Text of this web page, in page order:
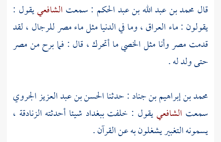
قال محمد بن عبد الله بن عبد الحكم : سمعت الشافعييقول :
يقولون : ماء العراق، وما في الدنيا مثل ماءمصرللرجال ، لقد
قدمتمصروأنا مثل الخصي ما أتحرك ، قال : فما برح منمصر
حتى ولد له .
محمد بن إبراهيم بن جناد: حدثناالحسن بن عبد العزيز الجروي
سمعت الشافعييقول : خلفتببغداد شيئا أحدثته الزنادقة ،
يسمونه التغبير يشغلون به عن القرآن .